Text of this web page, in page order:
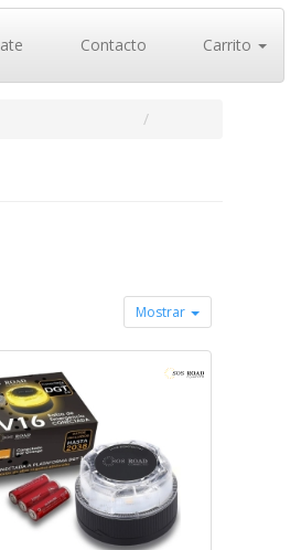
Contacto Carrito
Mostrar